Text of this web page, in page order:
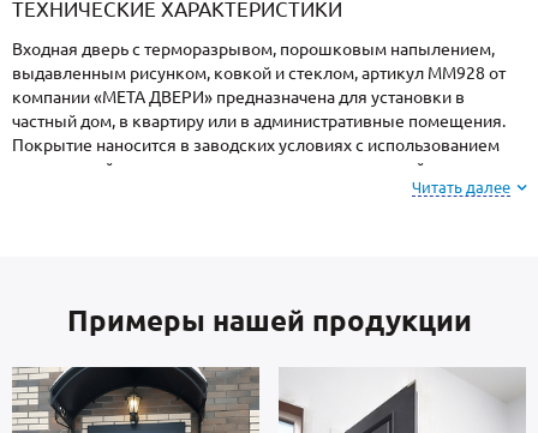
ТЕХНИЧЕСКИЕ ХАРАКТЕРИСТИКИ
Входная дверь с терморазрывом, порошковым напылением,
выдавленным рисунком, ковкой и стеклом, артикул ММ928 от
компании «МЕТА ДВЕРИ» предназначена для установки в
частный дом, в квартиру или в административные помещения.
Покрытие наносится в заводских условиях с использованием
специальной термопечи, поэтому поверхность устойчива к
механическим повреждениям, атмосферным явлениям и
фактурупорошкового напыления из вариантов,
мастера по замерам.
Читать далее
Примеры нашей продукции